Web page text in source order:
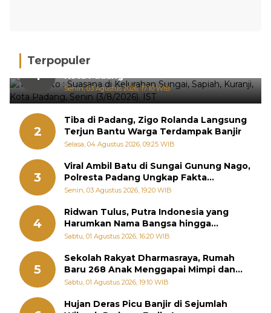
Terpopuler
1
Hujan Deras, 15 Titik Banjir Terdeteksi di
Kota Padang
Senin, 03 Agustus 2026, 17:10 WIB
2
Tiba di Padang, Zigo Rolanda Langsung
Terjun Bantu Warga Terdampak Banjir
Selasa, 04 Agustus 2026, 09:25 WIB
3
Viral Ambil Batu di Sungai Gunung Nago,
Polresta Padang Ungkap Fakta
Sebenarnya
Senin, 03 Agustus 2026, 19:20 WIB
4
Ridwan Tulus, Putra Indonesia yang
Harumkan Nama Bangsa hingga
Diabadikan dalam Buku Jepang
Sabtu, 01 Agustus 2026, 16:20 WIB
5
Sekolah Rakyat Dharmasraya, Rumah
Baru 268 Anak Menggapai Mimpi dan
Memutus Rantai Kemiskinan
Sabtu, 01 Agustus 2026, 19:10 WIB
Hujan Deras Picu Banjir di Sejumlah